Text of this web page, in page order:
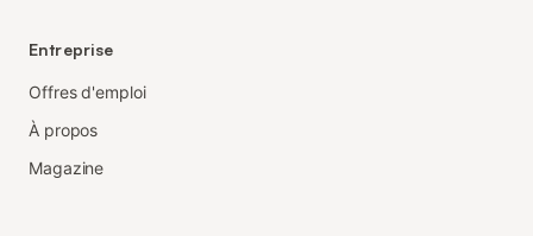
Entreprise
Offres d'emploi
À propos
Magazine